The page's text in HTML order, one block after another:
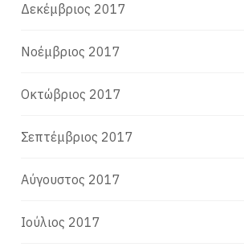
Δεκέμβριος 2017
Νοέμβριος 2017
Οκτώβριος 2017
Σεπτέμβριος 2017
Αύγουστος 2017
Ιούλιος 2017